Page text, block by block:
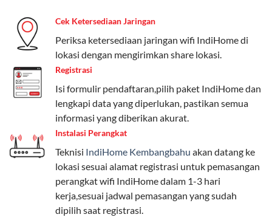
Kelebihan:Cocok untuk pengguna yang membutuhkan
koneksi internet cepat dan stabil dengan fleksibilitas
kuota. Pilihan harga bervariasi sesuai kebutuhan.
Telkomsel One menyediakan pilihan paket yang
beragam, mulai dari paket hemat hingga premium.
Pengguna bisa memilih sesuai kebutuhan, baik untuk
internet, komunikasi, atau hiburan.
Paket Easy cocok untuk kebutuhan dasar, Paket
Complete untuk yang menginginkan fitur lengkap,
dan Paket Dynamic IP untuk pengguna yang
memprioritaskan kecepatan internet tinggi.
Cek Ketersediaan Jaringan
Periksa ketersediaan jaringan wifi IndiHome di
lokasi dengan mengirimkan share lokasi.
Registrasi
Isi formulir pendaftaran,pilih paket IndiHome dan
lengkapi data yang diperlukan, pastikan semua
informasi yang diberikan akurat.
Instalasi Perangkat
Teknisi IndiHome Kembangbahu akan datang ke
lokasi sesuai alamat registrasi untuk pemasangan
perangkat wifi IndiHome dalam 1-3 hari
kerja,sesuai jadwal pemasangan yang sudah
dipilih saat registrasi.